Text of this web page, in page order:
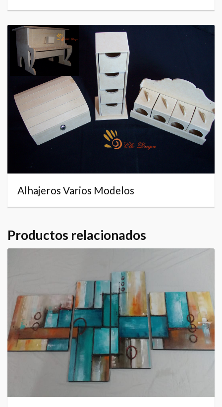
Alhajeros Varios Modelos
Productos relacionados